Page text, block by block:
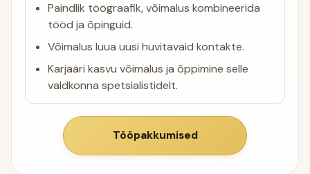
Paindlik töögraafik, võimalus kombineerida
tööd ja õpinguid.
Võimalus luua uusi huvitavaid kontakte.
Karjääri kasvu võimalus ja õppimine selle
valdkonna spetsialistidelt.
Tööpakkumised